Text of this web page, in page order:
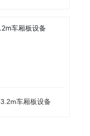
3.2m车厢板设备